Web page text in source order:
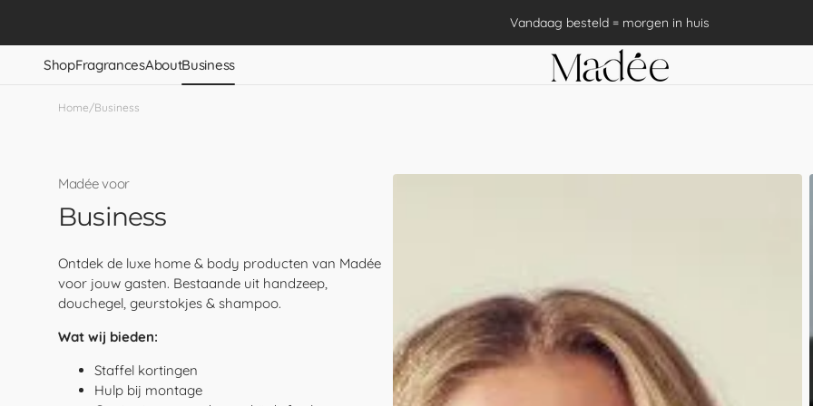
Vandaag besteld = morgen in huis
ShopFragrancesAboutBusiness
Home/Business
Madée voor
Business
Ontdek de luxe home & body producten van Madée
voor jouw gasten. Bestaande uit handzeep,
douchegel, geurstokjes & shampoo.
Wat wij bieden:
Staffel kortingen
Hulp bij montage